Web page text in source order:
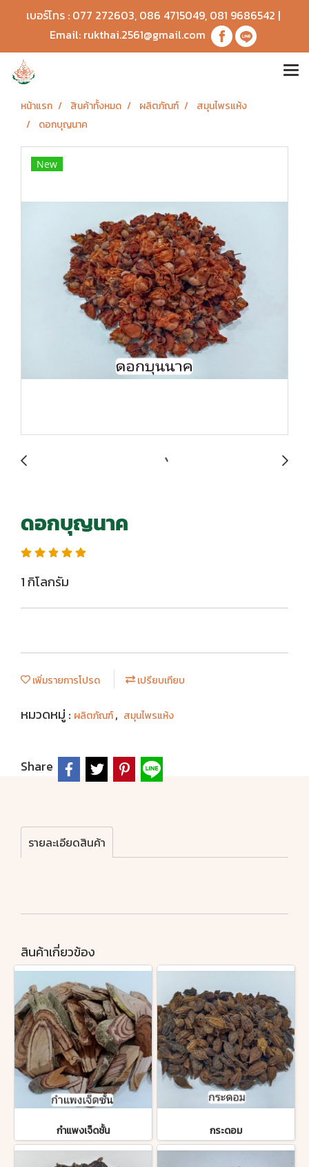
เบอร์โทร : 077 272603, 086 4715049, 081 9686542 |
Email: rukthai.2561@gmail.com
หน้าแรก สินค้าทั้งหมด ผลิตภัณฑ์
สมุนไพรแห้ง
ดอกบุญนาค
New
ดอกบุญนาค
1 กิโลกรัม
เพิ่มรายการโปรด เปรียบเทียบ
หมวดหมู่ : ผลิตภัณฑ์, สมุนไพรแห้ง
Share
รายละเอียดสินค้า
สินค้าเกี่ยวข้อง
กำแพงเจ็ดชั้น กระดอม